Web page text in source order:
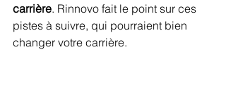
carrière. Rinnovo fait le point sur ces
pistes à suivre, qui pourraient bien
changer votre carrière.